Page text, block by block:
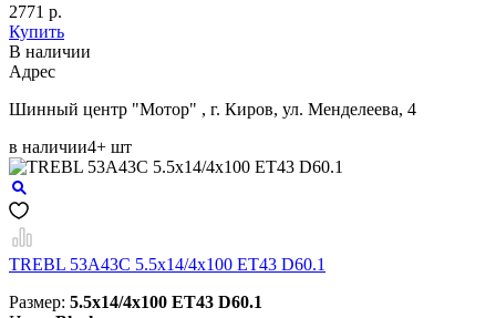
2771 р.
Купить
В наличии
Aдрес
Шинный центр "Мотор" , г. Киров, ул. Менделеева, 4
в наличии4+ шт
TREBL 53A43C 5.5x14/4x100 ET43 D60.1
Размер: 5.5x14/4x100 ET43 D60.1